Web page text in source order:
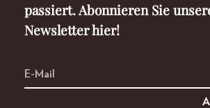
passiert. Abonnieren Sie
Newsletter hier!